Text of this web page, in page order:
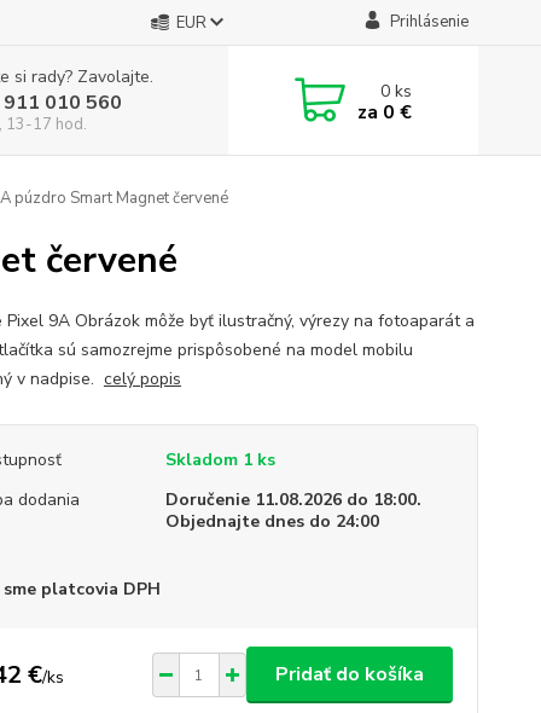
EUR Prihlásenie
si rady? Zavolajte.
010 560
13-17 hod.
0ks
za 0 €
púzdro Smart Magnet červené
červené
Pixel 9A Obrázok môže byť ilustračný, výrezy na fotoaparát a
sú samozrejme prispôsobené na model mobilu
v nadpise. celý popis
Skladom 1 ks
dodania
Doručenie 11.08.2026 do 18:00.
Objednajte dnes do 24:00
sme platcovia DPH
€/ks Pridať do košíka